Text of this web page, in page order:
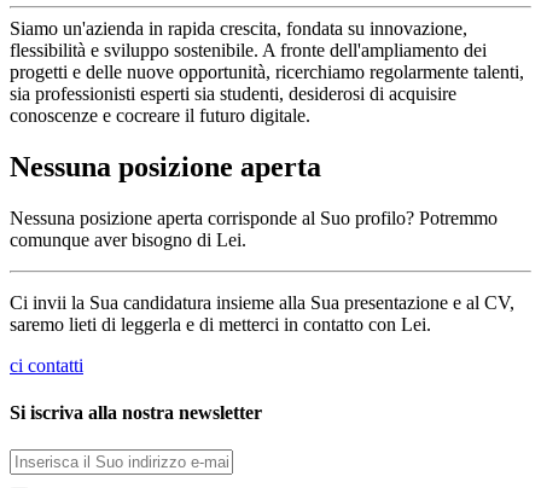
Siamo un'azienda in rapida crescita, fondata su innovazione,
flessibilità e sviluppo sostenibile. A fronte dell'ampliamento dei
progetti e delle nuove opportunità, ricerchiamo regolarmente talenti,
sia professionisti esperti sia studenti, desiderosi di acquisire
conoscenze e cocreare il futuro digitale.
Nessuna posizione aperta
Nessuna posizione aperta corrisponde al Suo profilo? Potremmo
comunque aver bisogno di Lei.
Ci invii la Sua candidatura insieme alla Sua presentazione e al CV,
saremo lieti di leggerla e di metterci in contatto con Lei.
ci contatti
Si iscriva alla nostra newsletter